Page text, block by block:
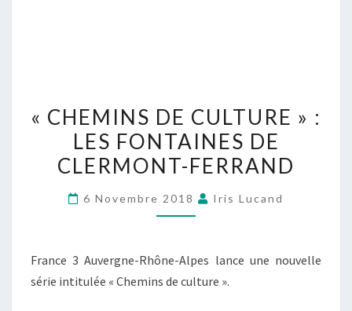
« CHEMINS DE CULTURE » :
LES FONTAINES DE
CLERMONT-FERRAND
6 Novembre 2018 Iris Lucand
France 3 Auvergne-Rhône-Alpes lance une nouvelle
série intitulée « Chemins de culture ».